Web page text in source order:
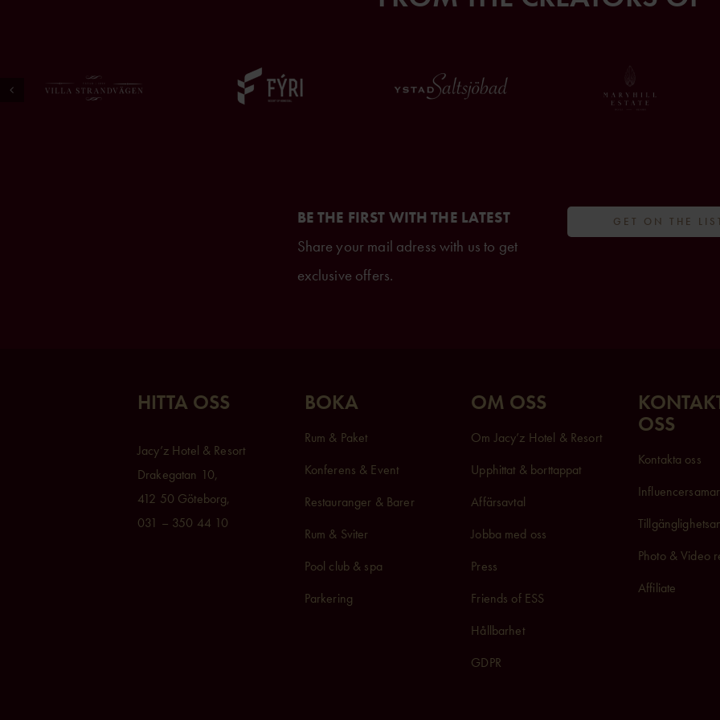
BE THE FIRST WITH THE LATEST
Share your mail adress with us to get
exclusive offers.
GET ON THE
HITTA OSS
Jacy’z Hotel & Resort
Drakegatan 10,
412 50 Göteborg,
031 – 350 44 10
BOKA
Rum & Paket
Konferens & Event
Restauranger & Barer
Rum & Sviter
Pool club & spa
Parkering
OM OSS
Om Jacy’z Hotel & Resort
Upphittat & borttappat
Affärsavtal
Jobba med oss
Press
Friends of ESS
Hållbarhet
GDPR
OSS
Kontakta oss
Influencersam
Photo & Video
Affiliate